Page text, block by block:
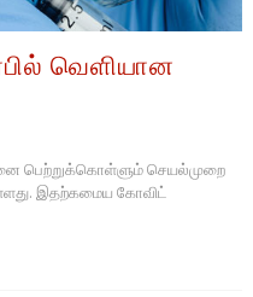
வெளியான
பெற்றுக்கொள்ளும் செயல்முறை
இதற்கமைய கோவிட்